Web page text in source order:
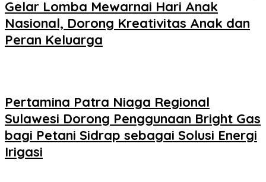
Gelar Lomba Mewarnai Hari Anak
Nasional, Dorong Kreativitas Anak dan
Peran Keluarga
Pertamina Patra Niaga Regional
Sulawesi Dorong Penggunaan Bright Gas
bagi Petani Sidrap sebagai Solusi Energi
Irigasi